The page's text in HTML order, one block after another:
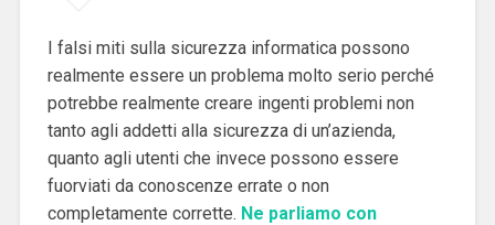
I falsi miti sulla sicurezza informatica possono
realmente essere un problema molto serio perché
potrebbe realmente creare ingenti problemi non
tanto agli addetti alla sicurezza di un’azienda,
quanto agli utenti che invece possono essere
fuorviati da conoscenze errate o non
completamente corrette. Ne parliamo con